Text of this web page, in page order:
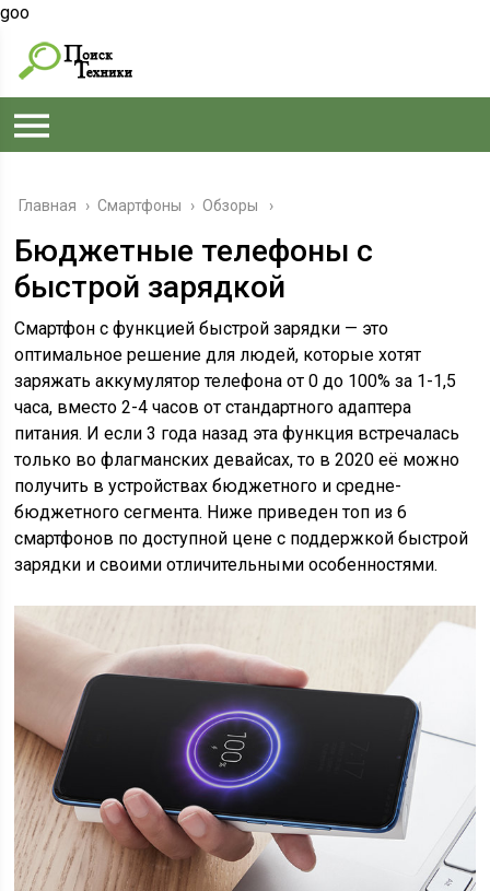
goo
Главная › Смартфоны › Обзоры
Бюджетные телефоны с
быстрой зарядкой
Смартфон с функцией быстрой зарядки — это
оптимальное решение для людей, которые хотят
заряжать аккумулятор телефона от 0 до 100% за 1-1,5
часа, вместо 2-4 часов от стандартного адаптера
питания. И если 3 года назад эта функция встречалась
только во флагманских девайсах, то в 2020 её можно
получить в устройствах бюджетного и средне-
бюджетного сегмента. Ниже приведен топ из 6
смартфонов по доступной цене с поддержкой быстрой
зарядки и своими отличительными особенностями.